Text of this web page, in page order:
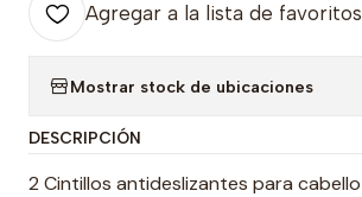
Agregar a la lista de favoritos
Mostrar stock de ubicaciones
DESCRIPCIÓN
2 Cintillos antideslizantes para cabello